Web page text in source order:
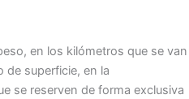
en los kilómetros que se van
de superficie, en la
se reserven de forma exclusiva